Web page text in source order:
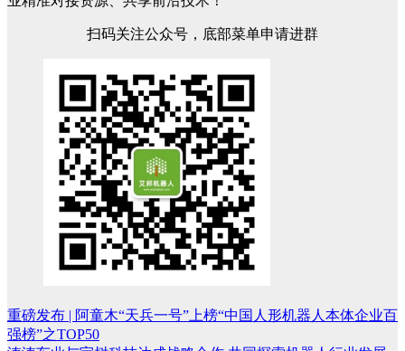
扫码关注公众号，底部菜单申请进群
文
重磅发布 | 阿童木“天兵一号”上榜“中国人形机器人本体企业百
强榜”之TOP50